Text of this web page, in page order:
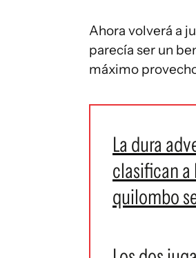
Ahora volverá a
parecía ser un
máximo
La dura
clasifican a
quilombo